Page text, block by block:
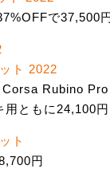
で37,500
ト 2022
Rubino
用ともに24,100円
ト
円